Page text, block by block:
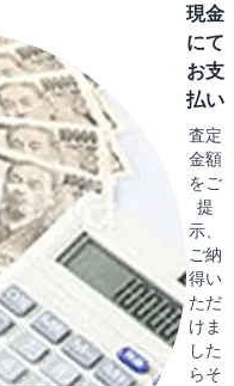
現金
にて
お支
払い
査定
金額
をご
提
示、
ご納
得い
ただ
けま
した
らそ